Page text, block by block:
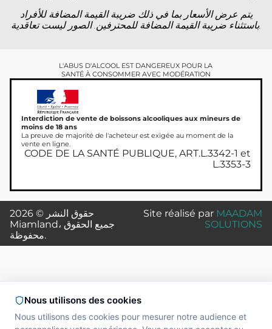
يتم عرض الأسعار بما في ذلك ضريبة القيمة المضافة للأفراد
L'ABUS D'ALCOOL EST DANGEREUX POUR LA
SANTÉ À CONSOMMER AVEC MODÉRATION
Interdiction de vente de boissons alcooliques aux mineurs de
moins de 18 ans
La preuve de majorité de l'acheteur est exigée au moment de la
vente en ligne.
CODE DE LA SANTÉ PUBLIQUE, ART.L.3342-1 et
L.3353-3
حقوق النشر © 2026
Miamland، جميع الحقوق
محفوظة.
Site réalisé par MAADAM
SOLUTIONS
Nous utilisons des cookies
Nous utilisons des cookies pour mesurer notre audience et